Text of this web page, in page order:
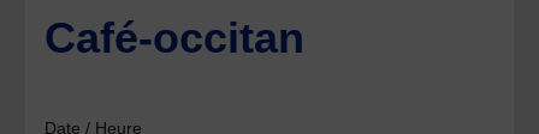
Café-occitan
Date / Heure